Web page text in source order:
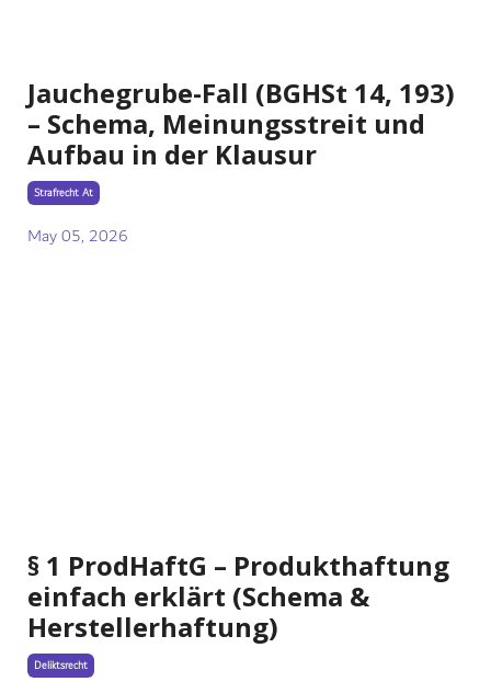
Jauchegrube-Fall (BGHSt 14, 193)
– Schema, Meinungsstreit und
Aufbau in der Klausur
Strafrecht At
May 05, 2026
§ 1 ProdHaftG – Produkthaftung
einfach erklärt (Schema &
Herstellerhaftung)
Deliktsrecht